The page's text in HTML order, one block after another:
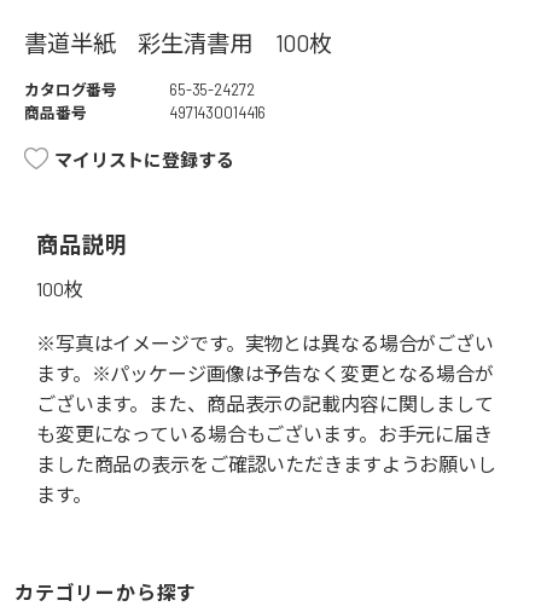
書道半紙 彩生清書用 100枚
カタログ番号
65-35-24272
商品番号
4971430014416
マイリストに登録する
商品説明
100枚
※写真はイメージです。実物とは異なる場合がござい
ます。※パッケージ画像は予告なく変更となる場合が
ございます。また、商品表示の記載内容に関しまして
も変更になっている場合もございます。お手元に届き
ました商品の表示をご確認いただきますようお願いし
ます。
カテゴリーから探す